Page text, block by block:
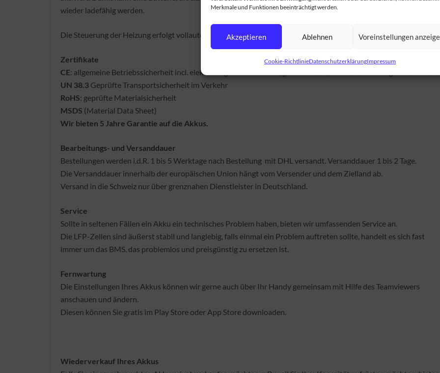
Merkmale und Funktionen beeinträchtigt werden.
Akzeptieren Ablehnen Voreinstellungen
Cookie-RichtlinieDatenschutzerklärungImpressum
wieder ladefähig werden.
Die Steuerung der Heizung erfolgt vollautomatisch und ist auf der App durch das Ladeverhalten sichtbar.
Zertifikate
CE: allgemeine Betriebssicherheit incl. elektromagnetischer Verträglichkeit EMV, neue Bezeichnung
UN 38.3 Geprüfte Transportsicherheit im Verkehr
RoHS: geprüfte Materialsicherheit
MSDS (Material Data Sheet)
Wir bieten 5 Jahre Garantie auf die Akkus.
Bearbeitungs- und Versanddauer
Bestellungen werden i.d.R. 1 bis 5 Werktage nach Bestellung mit DHL versandt. Versanddauer 1 bis 2 Tage.
Die Versanddauer innerhalb der europäischen Union hängt vom Versender und dem Zielland ab.
Versand in die Schweiz nur über grenznahen Dienstleister in Deutschland.
Service
Sollte in seltenen Fällen ein Akku ein technisches Problem haben, bieten wir umfassenden Service an.
Die LFP-Zellen sind äußerst stabil und langlebig, falls einmal ein Problem auftreten sollte, handelt es sich fast
immer um das BMS, das problemlos und preisgünstig zu ersetzen ist.
Fernwartung
Die Einstellungen Ihres Akkus können wir gerne auch über Ihr Handy gemeinsam mit Hilfe des Teamviewers
anschauen und ändern.
Diesen können Sie gratis im Play Store oder App Store downloaden.
Wiederverkauf Ihres Akkus